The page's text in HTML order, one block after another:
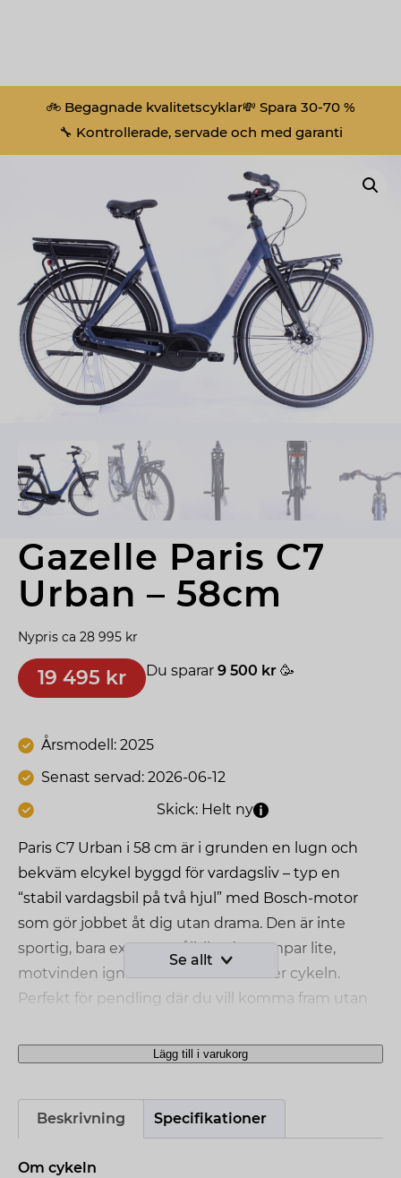
🚲 Begagnade kvalitetscyklar💸 Spara 30-70 %
🔧 Kontrollerade, servade och med garanti
Gazelle Paris C7
Urban – 58cm
Nypris ca 28 995 kr
19 495 kr Du sparar 9 500 kr 🥳
Årsmodell: 2025
Senast servad: 2026-06-12
Skick: Helt ny
Paris C7 Urban i 58 cm är i grunden en lugn och
bekväm elcykel byggd för vardagsliv – typ en
“stabil vardagsbil på två hjul” med Bosch-motor
som gör jobbet åt dig utan drama. Den är inte
sportig, bara extremt pålitlig: du trampar lite,
motvinden ignoreras och resten löser cykeln.
Perfekt för pendling där du vill komma fram utan
Se allt
Gazelle
Urban
-
Lägg till i varukorg
Beskrivning Specifikationer
Om cykeln